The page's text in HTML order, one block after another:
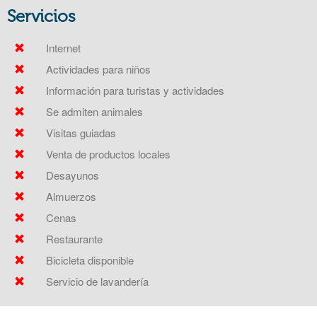
Servicios
Internet
Actividades para niños
Información para turistas y actividades
Se admiten animales
Visitas guiadas
Venta de productos locales
Desayunos
Almuerzos
Cenas
Restaurante
Bicicleta disponible
Servicio de lavandería